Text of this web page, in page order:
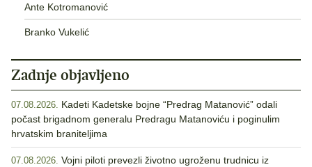
Ante Kotromanović
Branko Vukelić
Zadnje objavljeno
07.08.2026. Kadeti Kadetske bojne “Predrag Matanović” odali
počast brigadnom generalu Predragu Matanoviću i poginulim
hrvatskim braniteljima
07.08.2026. Vojni piloti prevezli životno ugroženu trudnicu iz